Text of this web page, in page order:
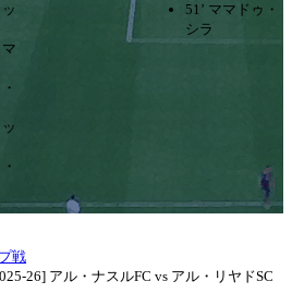
51’ ママドゥ・
シラ
戦
26] アル・ナスルFC vs アル・リヤドSC